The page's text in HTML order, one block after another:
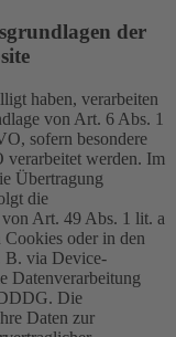
der
haben, verarbeiten
von Art. 6 Abs. 1
sofern besondere
werden. Im
Übertragung
die
Art. 49 Abs. 1 lit. a
oder in den
B. via Device-
Datenverarbeitung
Die
Daten zur